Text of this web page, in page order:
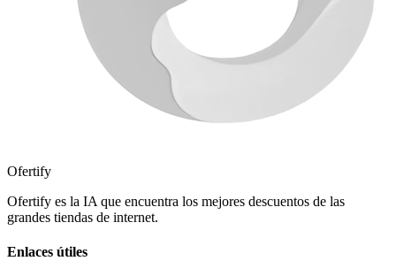
Ofertify
Ofertify es la IA que encuentra los mejores descuentos de las
grandes tiendas de internet.
Enlaces útiles